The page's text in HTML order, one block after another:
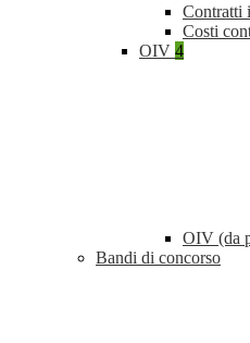
Contratti
Costi
OIV 4
OIV (da
Bandi di concorso